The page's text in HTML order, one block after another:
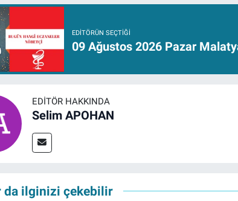
EDITÖRÜN SEÇTIĞI
09 Ağustos 2026 Pazar
EDITÖR HAKKINDA
Selim APOHAN
da ilginizi çekebilir